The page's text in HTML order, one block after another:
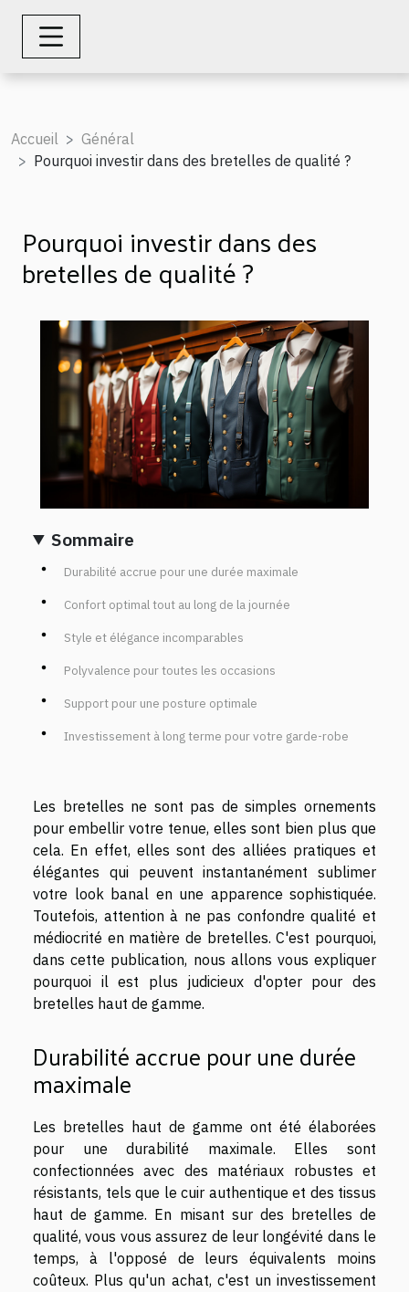
Accueil
Général
Pourquoi investir dans des bretelles de qualité ?
Pourquoi investir dans des
bretelles de qualité ?
Sommaire
Durabilité accrue pour une durée maximale
Confort optimal tout au long de la journée
Style et élégance incomparables
Polyvalence pour toutes les occasions
Support pour une posture optimale
Investissement à long terme pour votre garde-robe
Les bretelles ne sont pas de simples ornements
pour embellir votre tenue, elles sont bien plus que
cela. En effet, elles sont des alliées pratiques et
élégantes qui peuvent instantanément sublimer
votre look banal en une apparence sophistiquée.
Toutefois, attention à ne pas confondre qualité et
médiocrité en matière de bretelles. C'est pourquoi,
dans cette publication, nous allons vous expliquer
pourquoi il est plus judicieux d'opter pour des
bretelles haut de gamme.
Durabilité accrue pour une durée
maximale
Les bretelles haut de gamme ont été élaborées
pour une durabilité maximale. Elles sont
confectionnées avec des matériaux robustes et
résistants, tels que le cuir authentique et des tissus
haut de gamme. En misant sur des bretelles de
qualité, vous vous assurez de leur longévité dans le
temps, à l'opposé de leurs équivalents moins
coûteux. Plus qu'un achat, c'est un investissement